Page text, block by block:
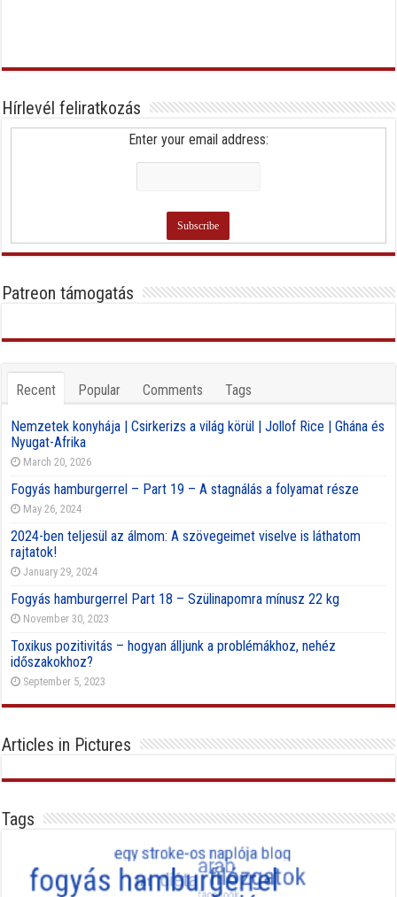
Hírlevél feliratkozás
Enter your email address:
Patreon támogatás
Recent Popular Comments Tags
Nemzetek konyhája | Csirkerizs a világ körül | Jollof Rice | Ghána és
Nyugat-Afrika
March 20, 2026
Fogyás hamburgerrel – Part 19 – A stagnálás a folyamat része
May 26, 2024
2024-ben teljesül az álmom: A szövegeimet viselve is láthatom
rajtatok!
January 29, 2024
Fogyás hamburgerrel Part 18 – Szülinapomra mínusz 22 kg
November 30, 2023
Toxikus pozitivitás – hogyan álljunk a problémákhoz, nehéz
időszakokhoz?
September 5, 2023
Articles in Pictures
Tags